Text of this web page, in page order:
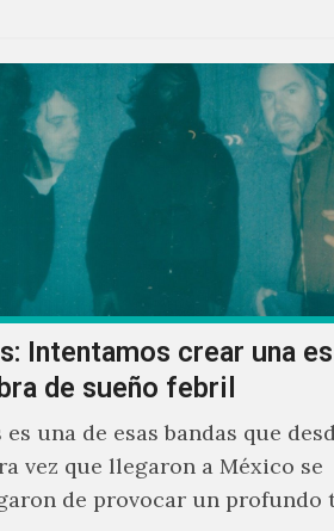
Intentamos crear una
de sueño febril
es una de esas bandas que
vez que llegaron a México se
de provocar un profundo